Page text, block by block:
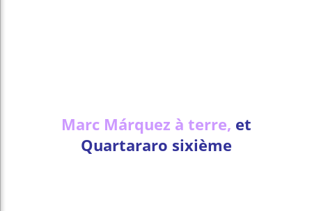
Marc Márquez à terre, et
Quartararo sixième